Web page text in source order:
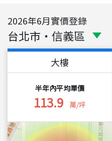
2026年6月實價登錄
台北市 ・ 信義區
大樓
半年內平均單價
113.9 萬/坪